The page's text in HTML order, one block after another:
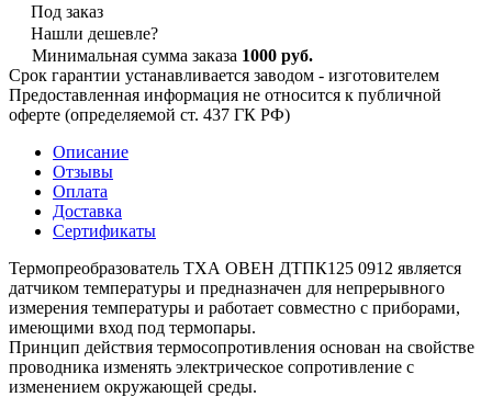
Под заказ
Нашли дешевле?
Минимальная сумма заказа 1000 руб.
Срок гарантии устанавливается заводом - изготовителем
Предоставленная информация не относится к публичной
оферте (определяемой ст. 437 ГК РФ)
Описание
Отзывы
Оплата
Доставка
Сертификаты
Термопреобразователь ТХА ОВЕН ДТПК125 0912 является
датчиком температуры и предназначен для непрерывного
измерения температуры и работает совместно с приборами,
имеющими вход под термопары.
Принцип действия термосопротивления основан на свойстве
проводника изменять электрическое сопротивление с
изменением окружающей среды.